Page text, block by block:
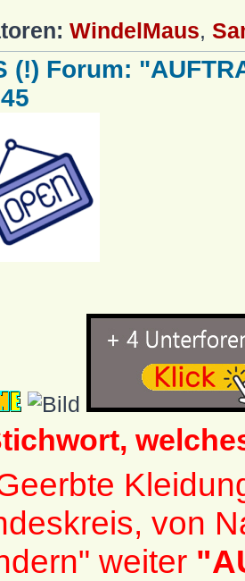
WindelMaus,
(!) Forum:
von
weiter